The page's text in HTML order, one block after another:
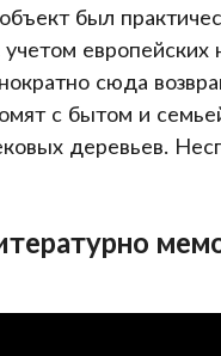
был
учетом
сюда
с бытом и
деревьев.